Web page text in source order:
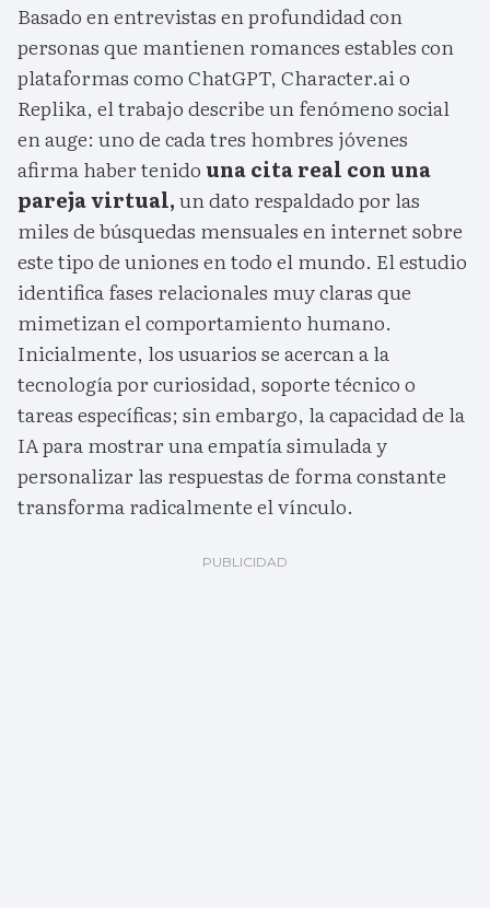
Basado en entrevistas en profundidad con
personas que mantienen romances estables con
plataformas como ChatGPT, Character.ai o
Replika, el trabajo describe un fenómeno social
en auge: uno de cada tres hombres jóvenes
afirma haber tenidouna cita real con una
pareja virtual,un dato respaldado por las
miles de búsquedas mensuales en internet sobre
este tipo de uniones en todo el mundo. El estudio
identifica fases relacionales muy claras que
mimetizan el comportamiento humano.
Inicialmente, los usuarios se acercan a la
tecnología por curiosidad, soporte técnico o
tareas específicas; sin embargo, la capacidad de la
IA para mostrar una empatía simulada y
personalizar las respuestas de forma constante
transforma radicalmente el vínculo.